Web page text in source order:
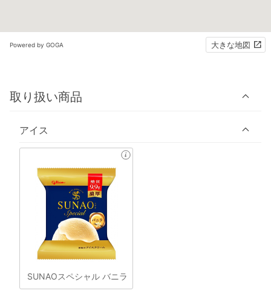
Powered by GOGA 大きな地図
取り扱い商品
アイス
SUNAOスペシャル バニラ